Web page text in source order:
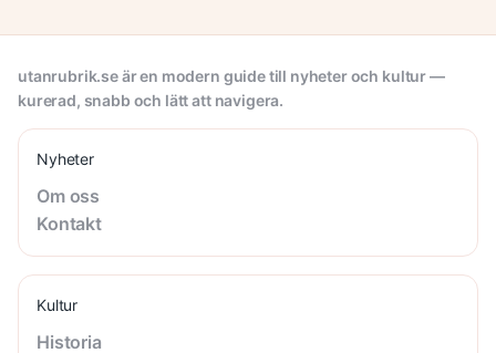
utanrubrik.se är en modern guide till nyheter och kultur —
kurerad, snabb och lätt att navigera.
Nyheter
Om oss
Kontakt
Kultur
Historia